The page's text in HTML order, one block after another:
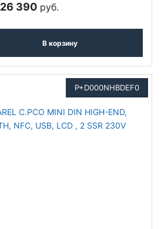
26 390 руб.
В корзину
P+D000NHBDEF0